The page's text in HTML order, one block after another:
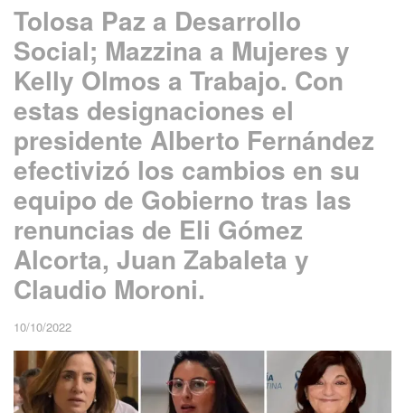
Tolosa Paz a Desarrollo
Social; Mazzina a Mujeres y
Kelly Olmos a Trabajo. Con
estas designaciones el
presidente Alberto Fernández
efectivizó los cambios en su
equipo de Gobierno tras las
renuncias de Eli Gómez
Alcorta, Juan Zabaleta y
Claudio Moroni.
10/10/2022